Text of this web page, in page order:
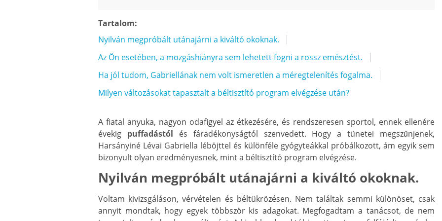
Tartalom:
Nyilván megpróbált utánajárni a kiváltó okoknak.
Az Ön esetében, a mozgáshiányra sem lehetett fogni a rossz emésztést.
Ha jól tudom, Gabriellának nem volt ismeretlen a méregtelenítés fogalma.
Milyen változásokat tapasztalt a béltisztító program elvégzése után?
A fiatal anyuka, nagyon odafigyel az étkezésére, és rendszeresen sportol, ennek ellenére
évekig puffadástól és fáradékonyságtól szenvedett. Hogy a tünetei megszűnjenek,
Harsányiné Lévai Gabriella léböjttel és különféle gyógyteákkal próbálkozott, ám egyik sem
bizonyult olyan eredményesnek, mint a béltisztító program elvégzése.
Nyilván megpróbált utánajárni a kiváltó okoknak.
Voltam kivizsgáláson, vérvételen és béltükrözésen. Nem találtak semmi különöset, csak
annyit mondtak, hogy egyek többször kis adagokat. Megfogadtam a tanácsot, de nem